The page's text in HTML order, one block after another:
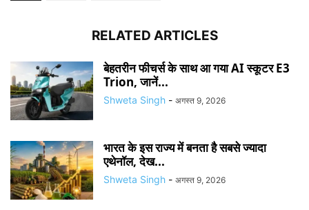
RELATED ARTICLES
बेहतरीन फीचर्स के साथ आ गया AI स्कूटर E3
Trion, जानें...
Shweta Singh - अगस्त 9, 2026
भारत के इस राज्य में बनता है सबसे ज्यादा
एथेनॉल, देख...
Shweta Singh - अगस्त 9, 2026